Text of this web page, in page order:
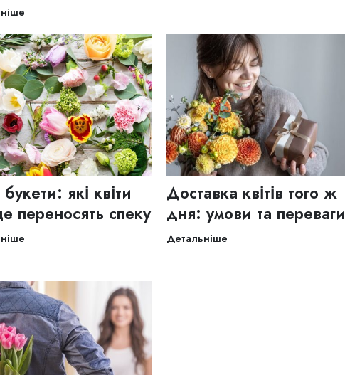
букети: які квіти
переносять спеку
Доставка квітів того ж
дня: умови та переваги
Детальніше